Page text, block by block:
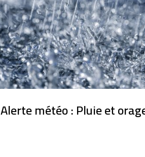
Alerte météo : Pluie et